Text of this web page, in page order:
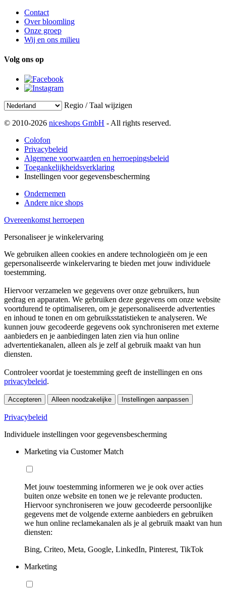
Contact
Over bloomling
Onze groep
Wij en ons milieu
Volg ons op
Regio / Taal wijzigen
© 2010-2026 niceshops GmbH - All rights reserved.
Colofon
Privacybeleid
Algemene voorwaarden en herroepingsbeleid
Toegankelijkheidsverklaring
Instellingen voor gegevensbescherming
Ondernemen
Andere nice shops
Overeenkomst herroepen
Personaliseer je winkelervaring
We gebruiken alleen cookies en andere technologieën om je een
gepersonaliseerde winkelervaring te bieden met jouw individuele
toestemming.
Hiervoor verzamelen we gegevens over onze gebruikers, hun
gedrag en apparaten. We gebruiken deze gegevens om onze website
voortdurend te optimaliseren, om je gepersonaliseerde advertenties
en inhoud te tonen en om gebruiksstatistieken te analyseren. We
kunnen jouw gecodeerde gegevens ook synchroniseren met externe
aanbieders en je aanbiedingen laten zien via hun online
advertentiekanalen, alleen als je zelf al gebruik maakt van hun
diensten.
Controleer voordat je toestemming geeft de instellingen en ons
privacybeleid.
Accepteren Alleen noodzakelijke Instellingen aanpassen
Privacybeleid
Individuele instellingen voor gegevensbescherming
Marketing via Customer Match
Met jouw toestemming informeren we je ook over acties
buiten onze website en tonen we je relevante producten.
Hiervoor synchroniseren we jouw gecodeerde persoonlijke
gegevens met de volgende externe aanbieders en gebruiken
we hun online reclamekanalen als je al gebruik maakt van hun
diensten:
Bing, Criteo, Meta, Google, LinkedIn, Pinterest, TikTok
Marketing